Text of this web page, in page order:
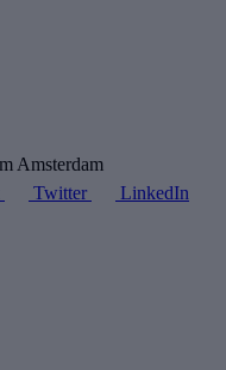
Amsterdam
Twitter LinkedIn